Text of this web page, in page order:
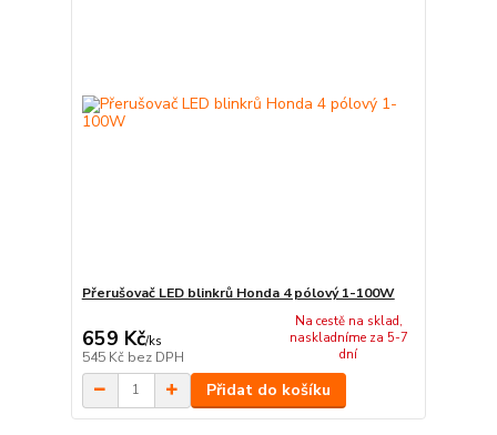
Přerušovač LED blinkrů Honda 4 pólový 1-100W
659 Kč/ks
545 Kč bez DPH
Na cestě na sklad,
naskladníme za 5-7
dní
Přidat do košíku